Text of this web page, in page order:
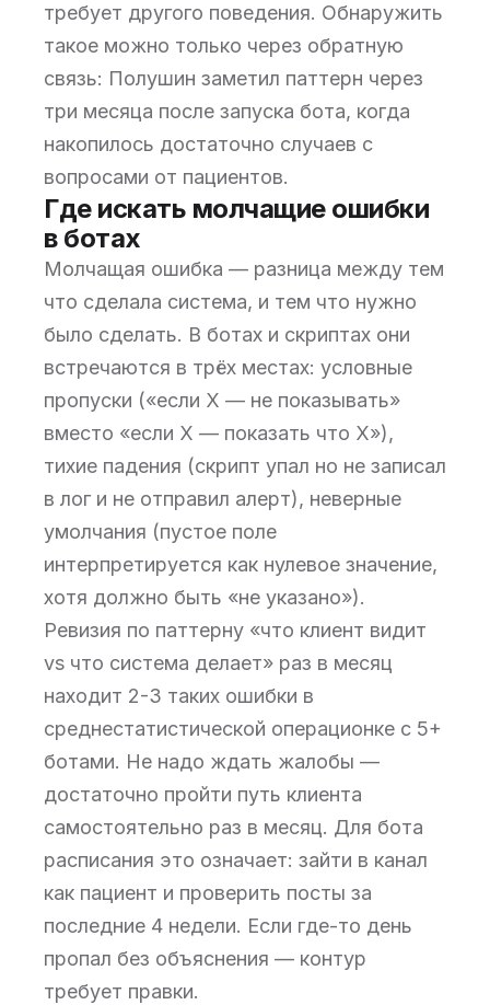
требует другого поведения. Обнаружить
такое можно только через обратную
связь: Полушин заметил паттерн через
три месяца после запуска бота, когда
накопилось достаточно случаев с
вопросами от пациентов.
Где искать молчащие ошибки
в ботах
Молчащая ошибка — разница между тем
что сделала система, и тем что нужно
было сделать. В ботах и скриптах они
встречаются в трёх местах: условные
пропуски («если X — не показывать»
вместо «если X — показать что X»),
тихие падения (скрипт упал но не записал
в лог и не отправил алерт), неверные
умолчания (пустое поле
интерпретируется как нулевое значение,
хотя должно быть «не указано»).
Ревизия по паттерну «что клиент видит
vs что система делает» раз в месяц
находит 2-3 таких ошибки в
среднестатистической операционке с 5+
ботами. Не надо ждать жалобы —
достаточно пройти путь клиента
самостоятельно раз в месяц. Для бота
расписания это означает: зайти в канал
как пациент и проверить посты за
последние 4 недели. Если где-то день
пропал без объяснения — контур
требует правки.